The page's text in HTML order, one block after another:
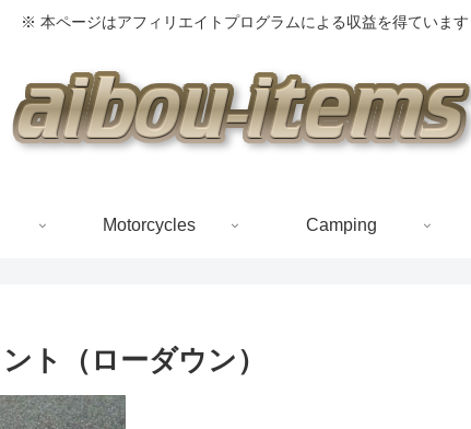
※ 本ページはアフィリエイトプログラムによる収益を得ています
Motorcycles Camping
ト（ローダウン）